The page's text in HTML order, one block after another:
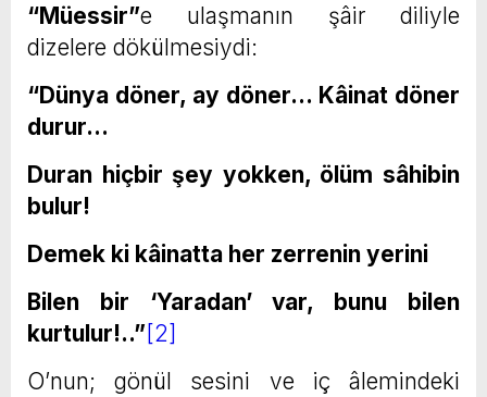
“Müessir”e ulaşmanın şâir diliyle
dizelere dökülmesiydi:
“Dünya döner, ay döner… Kâinat döner
durur…
Duran hiçbir şey yokken, ölüm sâhibin
bulur!
Demek ki kâinatta her zerrenin yerini
Bilen bir ‘Yaradan’ var, bunu bilen
kurtulur!..” [2]
O’nun; gönül sesini ve iç âlemindeki